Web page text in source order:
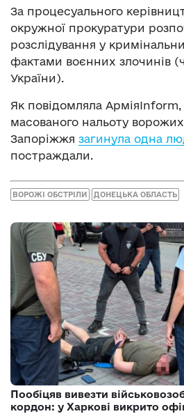
За процесуального
окружної прокуратури
розслідування у
фактами воєнних злочинів
України).
Як повідомляла АрміяInform,
масованого нальоту
Запоріжжя загинула одна
постраждали.
ВОРОЖІ ОБСТРІЛИ ДОНЕЦЬКА ОБЛАСТЬ
Пообіцяв вивезти
кордон: у Харкові викрито